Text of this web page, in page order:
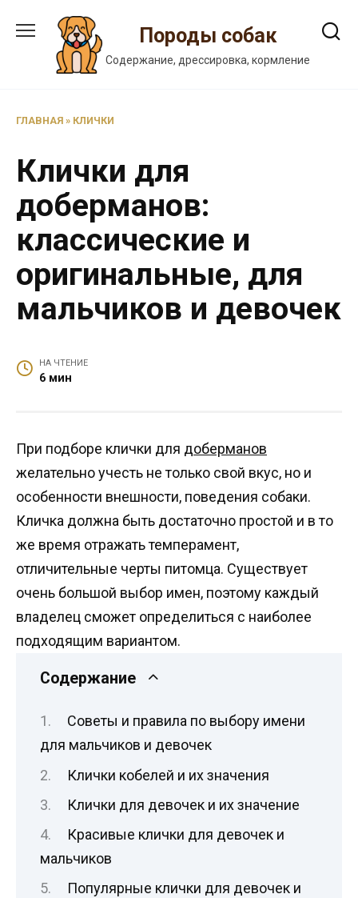
содержанию
Породы собак
Содержание, дрессировка, кормление
ГЛАВНАЯ » КЛИЧКИ
Клички для
доберманов:
классические и
оригинальные, для
мальчиков и девочек
НА ЧТЕНИЕ
6 мин
При подборе клички для доберманов
желательно учесть не только свой вкус, но и
особенности внешности, поведения собаки.
Кличка должна быть достаточно простой и в то
же время отражать темперамент,
отличительные черты питомца. Существует
очень большой выбор имен, поэтому каждый
владелец сможет определиться с наиболее
подходящим вариантом.
Содержание
Советы и правила по выбору имени
для мальчиков и девочек
Клички кобелей и их значения
Клички для девочек и их значение
Красивые клички для девочек и
мальчиков
Популярные клички для девочек и